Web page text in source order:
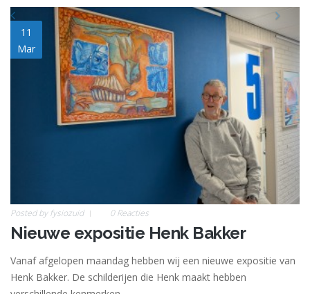
11
Mar
schilderij.jpg
Posted byfysiozuid 0 Reacties
Nieuwe expositie Henk Bakker
Vanaf afgelopen maandag hebben wij een nieuwe expositie van
Henk Bakker. De schilderijen die Henk maakt hebben